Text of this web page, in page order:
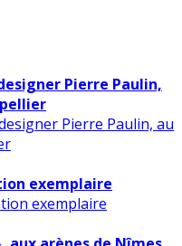
Pierre Paulin,
exemplaire